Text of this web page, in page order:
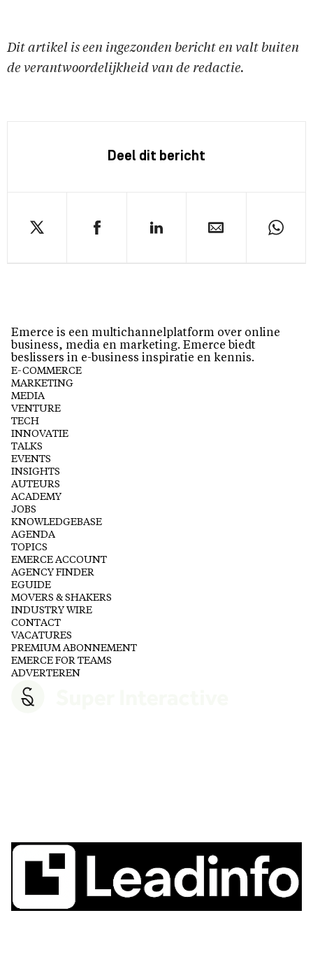
Dit artikel is een ingezonden bericht en valt buiten
de verantwoordelijkheid van de redactie.
Deel dit bericht
Emerce is een multichannelplatform over online
business, media en marketing. Emerce biedt
beslissers in e-business inspiratie en kennis.
E-COMMERCE
MARKETING
MEDIA
VENTURE
TECH
INNOVATIE
TALKS
EVENTS
INSIGHTS
AUTEURS
ACADEMY
JOBS
KNOWLEDGEBASE
AGENDA
TOPICS
EMERCE ACCOUNT
AGENCY FINDER
EGUIDE
MOVERS & SHAKERS
INDUSTRY WIRE
CONTACT
VACATURES
PREMIUM ABONNEMENT
EMERCE FOR TEAMS
ADVERTEREN